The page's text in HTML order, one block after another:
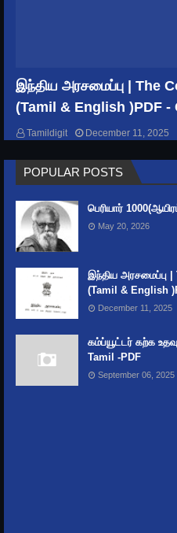
Keep Time
GENERAL KNOWLEDGE
India's Rivers and
Length
இந்திய அரசமைப்பு | The
(Tamil & English )PDF
Tamildigit December 11, 2025
POPULAR POSTS
பெரியார்
May 20, 2026
இந்திய அரசமைப்பு
(Tamil & English
December 11, 2025
கம்ப்யூட்டர் கற்க
Tamil -PDF
September 06, 2025